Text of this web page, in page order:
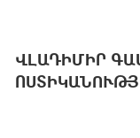
ՎԼԱԴԻՄԻՐ